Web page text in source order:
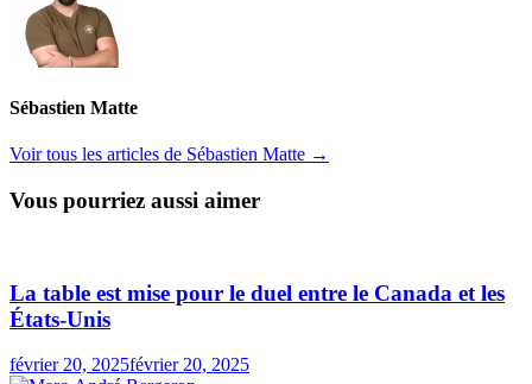
Sébastien Matte
Voir tous les articles de Sébastien Matte →
Vous pourriez aussi aimer
La table est mise pour le duel entre le Canada et les
États-Unis
février 20, 2025février 20, 2025